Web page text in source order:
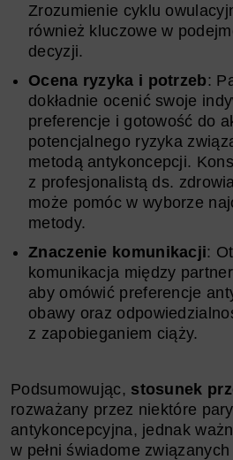
Zrozumienie cyklu
również kluczowe w
decyzji.
Ocena ryzyka i potrzeb:
dokładnie ocenić swoje
preferencje i gotowość do
potencjalnego ryzyka
metodą antykoncepcji.
z profesjonalistą ds.
może pomóc w wyborze
metody.
Znaczenie komunikacji:
komunikacja między
aby omówić preferencje
obawy oraz
z zapobieganiem ciąży.
Podsumowując, stosunek
rozważany przez niektóre
antykoncepcyjna, jednak
w pełni świadome